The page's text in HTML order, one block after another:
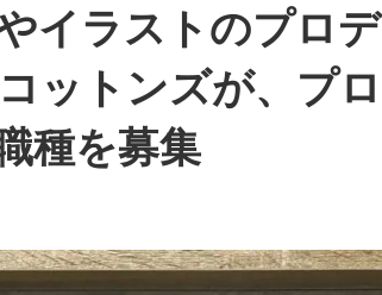
イラストのプロデ
ットンズが、プロ
種を募集